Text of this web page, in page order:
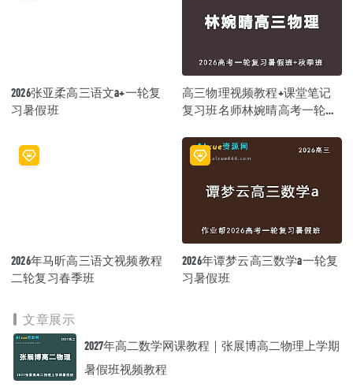
2026张亚柔高三语文a+一轮复
习暑假班
高三物理视频教程+课堂笔记
复习班名师林婉晴高考一轮教
2026年马昕高三语文视频教程
二轮复习春季班
2026年谭梦云高三数学a一轮复
习暑假班
文章展示
2027年高二数学网课教程｜张展博高二物理上学期
暑假班视频教程